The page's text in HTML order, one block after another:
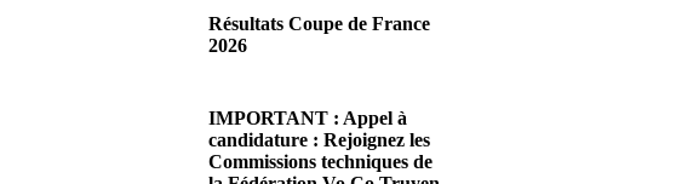
There are no translations
available.Chères Présidentes,
Đọc thêm...
Résultats Coupe de France
2026
There are no translations
available.Cliquez sur ce lien
pour accéder aux résultats
Đọc thêm...
IMPORTANT : Appel à
candidature : Rejoignez les
Commissions techniques de